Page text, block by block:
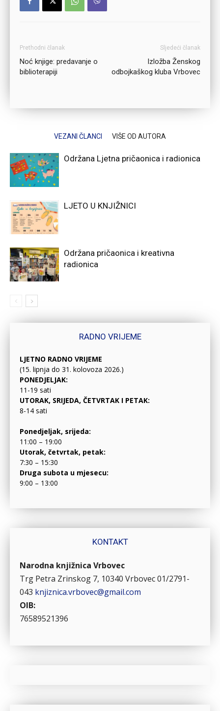
Prethodni članak
Noć knjige: predavanje o
biblioterapiji
Sljedeći članak
Izložba Ženskog
odbojkaškog kluba Vrbovec
VEZANI ČLANCI VIŠE OD AUTORA
Održana Ljetna pričaonica i radionica
LJETO U KNJIŽNICI
Održana pričaonica i kreativna
radionica
RADNO VRIJEME
LJETNO RADNO VRIJEME
(15. lipnja do 31. kolovoza 2026.)
PONEDJELJAK:
11-19 sati
UTORAK, SRIJEDA, ČETVRTAK I PETAK:
8-14 sati
Ponedjeljak, srijeda:
11:00 – 19:00
Utorak, četvrtak, petak:
7:30 – 15:30
Druga subota u mjesecu:
9:00 – 13:00
KONTAKT
Narodna knjižnica Vrbovec
Trg Petra Zrinskog 7, 10340 Vrbovec01/2791-
043 knjiznica.vrbovec@gmail.com
OIB:
76589521396